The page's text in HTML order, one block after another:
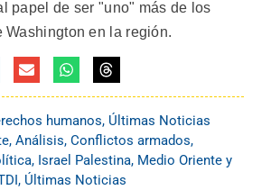
papel de ser "uno" más de los
Washington en la región.
humanos, Últimas Noticias
, Análisis, Conflictos armados,
, Israel Palestina, Medio Oriente y
, Últimas Noticias